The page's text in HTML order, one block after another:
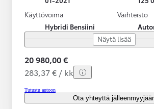
Käyttövoima
Hybridi Bensiini
Vaihteisto
Näytä lisää
20 980,00 €
283,37 € / kk
Tutustu autoon
Ota yhteyttä